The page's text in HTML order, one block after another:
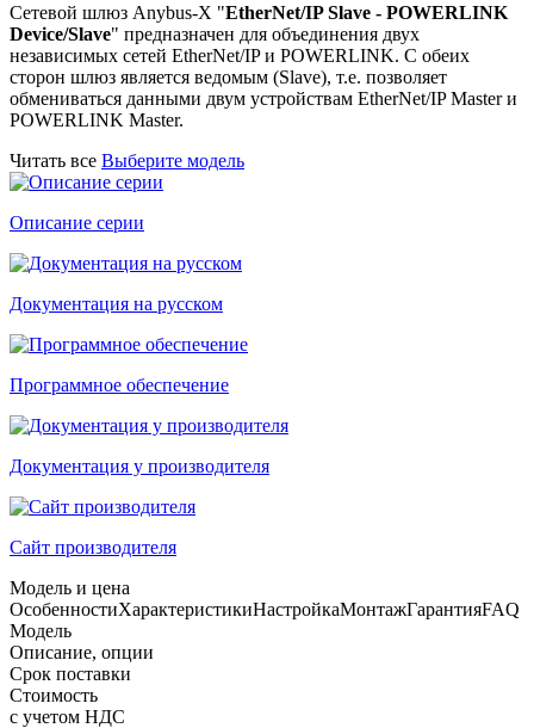
Сетевой шлюз Anybus-X "EtherNet/IP Slave - POWERLINK
Device/Slave" предназначен для объединения двух
независимых сетей EtherNet/IP и POWERLINK. С обеих
сторон шлюз является ведомым (Slave), т.е. позволяет
обмениваться данными двум устройствам EtherNet/IP Master и
POWERLINK Master.
Читать все Выберите модель
Описание серии
Документация на русском
Программное обеспечение
Документация у производителя
Сайт производителя
Модель и цена
ОсобенностиХарактеристикиНастройкаМонтажГарантияFAQ
Модель
Описание, опции
Срок поставки
Стоимость
с учетом НДС